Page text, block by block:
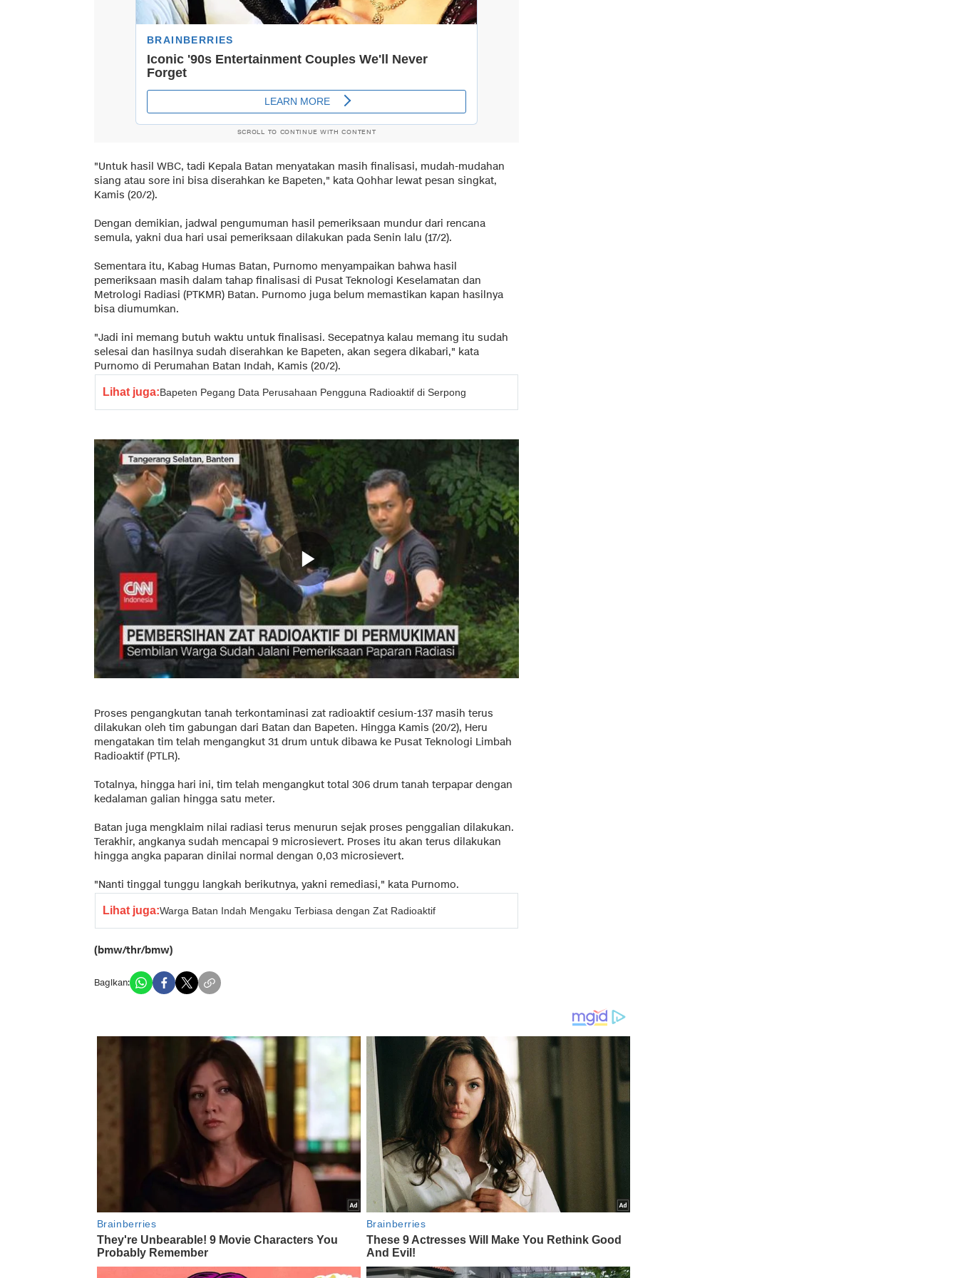
SCROLL TO CONTINUE WITH CONTENT
"Untuk hasil WBC, tadi Kepala Batan menyatakan masih finalisasi, mudah-mudahan
siang atau sore ini bisa diserahkan ke Bapeten," kata Qohhar lewat pesan singkat,
Kamis (20/2).
Dengan demikian, jadwal pengumuman hasil pemeriksaan mundur dari rencana
semula, yakni dua hari usai pemeriksaan dilakukan pada Senin lalu (17/2).
Sementara itu, Kabag Humas Batan, Purnomo menyampaikan bahwa hasil
pemeriksaan masih dalam tahap finalisasi di Pusat Teknologi Keselamatan dan
Metrologi Radiasi (PTKMR) Batan. Purnomo juga belum memastikan kapan hasilnya
bisa diumumkan.
"Jadi ini memang butuh waktu untuk finalisasi. Secepatnya kalau memang itu sudah
selesai dan hasilnya sudah diserahkan ke Bapeten, akan segera dikabari," kata
Purnomo di Perumahan Batan Indah, Kamis (20/2).
Lihat juga:Bapeten Pegang Data Perusahaan Pengguna Radioaktif di Serpong
Proses pengangkutan tanah terkontaminasi zat radioaktif cesium-137 masih terus
dilakukan oleh tim gabungan dari Batan dan Bapeten. Hingga Kamis (20/2), Heru
mengatakan tim telah mengangkut 31 drum untuk dibawa ke Pusat Teknologi Limbah
Radioaktif (PTLR).
Totalnya, hingga hari ini, tim telah mengangkut total 306 drum tanah terpapar dengan
kedalaman galian hingga satu meter.
Batan juga mengklaim nilai radiasi terus menurun sejak proses penggalian dilakukan.
Terakhir, angkanya sudah mencapai 9 microsievert. Proses itu akan terus dilakukan
hingga angka paparan dinilai normal dengan 0,03 microsievert.
"Nanti tinggal tunggu langkah berikutnya, yakni remediasi," kata Purnomo.
Lihat juga:Warga Batan Indah Mengaku Terbiasa dengan Zat Radioaktif
(bmw/thr/bmw)
Bagikan: